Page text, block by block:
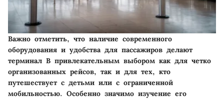
Важно отметить, что наличие современного
оборудования и удобства для пассажиров делают
терминал B привлекательным выбором как для четко
организованных рейсов, так и для тех, кто
путешествует с детьми или с ограниченной
мобильностью. Особенно значимо изучение его